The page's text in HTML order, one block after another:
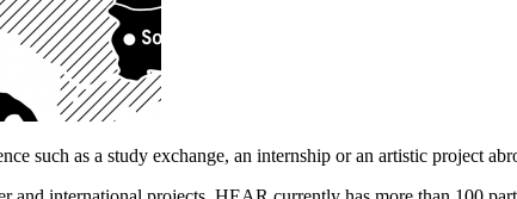
such as a study exchange, an internship or an artistic project